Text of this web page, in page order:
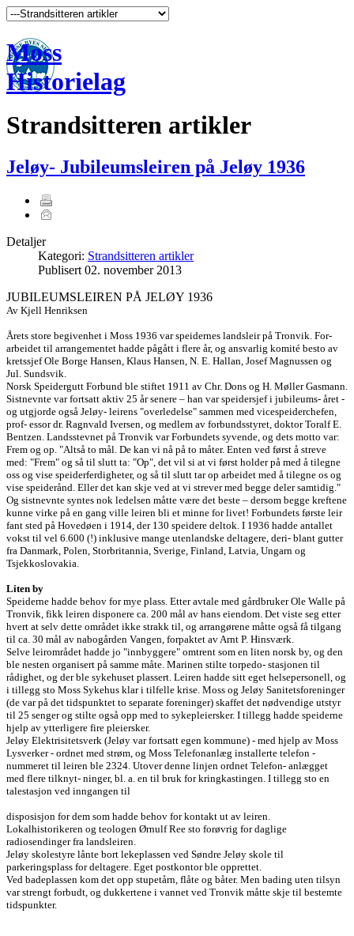
Moss
Historielag
Strandsitteren artikler
Jeløy- Jubileumsleiren på Jeløy 1936
Detaljer
Kategori: Strandsitteren artikler
Publisert 02. november 2013
JUBILEUMSLEIREN PÅ JELØY 1936
Av Kjell Henriksen
Årets store begivenhet i Moss 1936 var speidernes landsleir på Tronvik. For-
arbeidet til arrangementet hadde pågått i flere år, og ansvarlig komité besto av
kretssjef Ole Borge Hansen, Klaus Hansen, N. E. Hallan, Josef Magnussen og
Jul. Sundsvik.
Norsk Speidergutt Forbund ble stiftet 1911 av Chr. Dons og H. Møller Gasmann.
Sistnevnte var fortsatt aktiv 25 år senere – han var speidersjef i jubileums- året -
og utgjorde også Jeløy- leirens "overledelse" sammen med vicespeiderchefen,
prof- essor dr. Ragnvald Iversen, og medlem av forbundsstyret, doktor Toralf E.
Bentzen. Landsstevnet på Tronvik var Forbundets syvende, og dets motto var:
Frem og op. "Altså to mål. De kan vi nå på to måter. Enten ved først å streve
med: "Frem" og så til slutt ta: "Op", det vil si at vi først holder på med å tilegne
oss og vise speiderferdigheter, og så til slutt tar op arbeidet med å tilegne os og
vise speiderånd. Eller det kan skje ved at vi strever med begge deler samtidig."
Og sistnevnte syntes nok ledelsen måtte være det beste – dersom begge kreftene
kunne virke på en gang ville leiren bli et minne for livet! Forbundets første leir
fant sted på Hovedøen i 1914, der 130 speidere deltok. I 1936 hadde antallet
vokst til vel 6.600 (!) inklusive mange utenlandske deltagere, deri- blant gutter
fra Danmark, Polen, Storbritannia, Sverige, Finland, Latvia, Ungarn og
Tsjekkoslovakia.
Liten by
Speiderne hadde behov for mye plass. Etter avtale med gårdbruker Ole Walle på
Tronvik, fikk leiren disponere ca. 200 mål av hans eiendom. Det viste seg etter
hvert at selv dette området ikke strakk til, og arrangørene måtte også få tilgang
til ca. 30 mål av nabogården Vangen, forpaktet av Arnt P. Hinsværk.
Selve leirområdet hadde jo "innbyggere" omtrent som en liten norsk by, og den
ble nesten organisert på samme måte. Marinen stilte torpedo- stasjonen til
rådighet, og der ble sykehuset plassert. Leiren hadde sitt eget helsepersonell, og
i tillegg sto Moss Sykehus klar i tilfelle krise. Moss og Jeløy Sanitetsforeninger
(de var på det tidspunktet to separate foreninger) skaffet det nødvendige utstyr
til 25 senger og stilte også opp med to sykepleiersker. I tillegg hadde speiderne
hjelp av ytterligere fire pleiersker.
Jeløy Elektrisitetsverk (Jeløy var fortsatt egen kommune) - med hjelp av Moss
Lysverker - ordnet med strøm, og Moss Telefonanlæg installerte telefon -
nummeret til leiren ble 2324. Utover denne linjen ordnet Telefon- anlægget
med flere tilknyt- ninger, bl. a. en til bruk for kringkastingen. I tillegg sto en
talestasjon ved inngangen til
disposisjon for dem som hadde behov for kontakt ut av leiren.
Lokalhistorikeren og teologen Ørnulf Ree sto forøvrig for daglige
radiosendinger fra landsleiren.
Jeløy skolestyre lånte bort lekeplassen ved Søndre Jeløy skole til
parkeringsplass for deltagere. Eget postkontor ble opprettet.
Ved badeplassen kom det opp stupetårn, flåte og båter. Men bading uten tilsyn
var strengt forbudt, og dukkertene i vannet ved Tronvik måtte skje til bestemte
tidspunkter.